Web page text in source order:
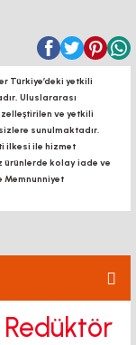
Türkiye’deki yetkili
Uluslararası
ve yetkili
sunulmaktadır.
ilkesi ile hizmet
ürünlerde kolay iade ve
Memnunniyet